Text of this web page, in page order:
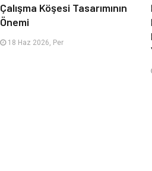
Çalışma Köşesi Tasarımının
Önemi
18 Haz 2026, Per